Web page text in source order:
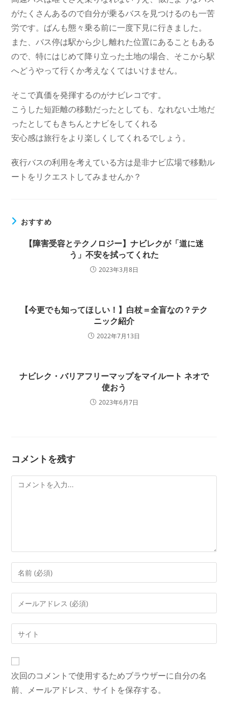
がたくさんあるので自分が乗るバスを見つけるのも一苦
労です。ばんも態々乗る前に一度下見に行きました。
また、バス停は駅から少し離れた位置にあることもある
ので、特にはじめて降り立った土地の場合、そこから駅
へどうやって行くか考えなくてはいけません。
そこで真価を発揮するのがナビレコです。
こうした短距離の移動だったとしても、なれない土地だ
ったとしてもきちんとナビをしてくれる
安心感は旅行をより楽しくしてくれるでしょう。
夜行バスの利用を考えている方は是非ナビ広場で移動ル
ートをリクエストしてみませんか？
おすすめ
【障害受容とテクノロジー】ナビレクが「道に迷
う」不安を拭ってくれた
2023年3月8日
【今更でも知ってほしい！】白杖＝全盲なの？テク
ニック紹介
2022年7月13日
ナビレク・バリアフリーマップをマイルート ネオで
使おう
2023年6月7日
コメントを残す
メ
ン
る
名
前
ま
た
は
ー
ル
ア
レ
ス
を
Web
サ
イ
ト
の
URL
次回のコメントで使用するためブラウザーに自分の名
前、メールアドレス、サイトを保存する。